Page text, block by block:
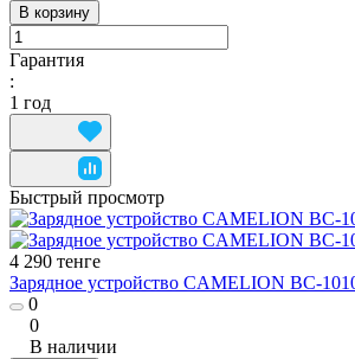
В корзину
Гарантия
:
1 год
Быстрый просмотр
4 290 тенге
Зарядное устройство CAMELION BC-
0
0
В наличии